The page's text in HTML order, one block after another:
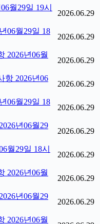
월29일 19시
2026.06.29
06월29일 18
2026.06.29
2026년06월
2026.06.29
항 2026년06
2026.06.29
06월29일 18
2026.06.29
년06월29
2026.06.29
월29일 18시
2026.06.29
2026년06월
2026.06.29
년06월29
2026.06.29
2026년06월